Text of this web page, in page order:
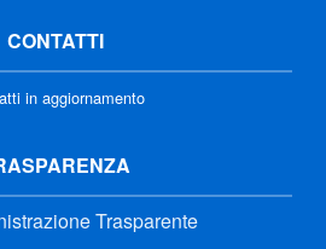
CONTATTI
in aggiornamento
Trasparente